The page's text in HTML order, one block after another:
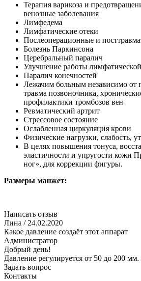
Терапия варикоза и
венозные заболевания
Лимфедема
Лимфатические отеки
Послеоперационные и
Болезнь Паркинсона
Церебральный паралич
Улучшение работы
Паралич конечностей
Лежачим больным независимо от
травма позвоночника,
профилактики тромбозов вен
Ревматический артрит
Стрессовое состояние
Ослабленная циркуляция крови
Физические нагрузки, слабость,
В целях повышения тонуса,
эластичности и упругости кожи
ног», для коррекции фигуры.
Размеры манжет:
Написать отзыв
Лина / 24.02.2020
Какое давление создаёт этот аппарат
Администратор
Добрый день!
Давление регулируется от 50 до 200 мм.
Задать вопрос
Контакты